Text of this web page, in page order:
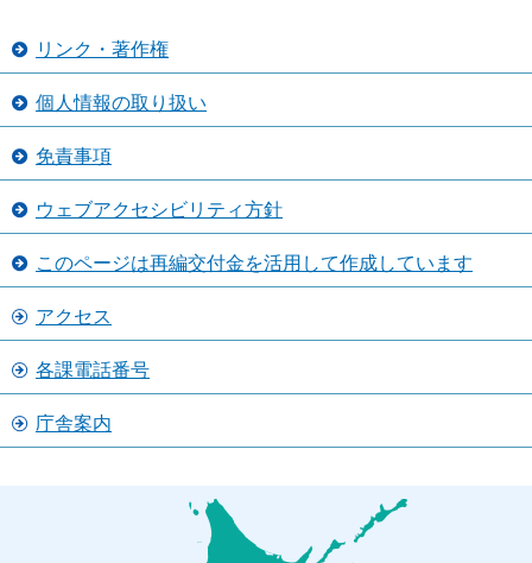
リンク・著作権
個人情報の取り扱い
免責事項
ウェブアクセシビリティ方針
このページは再編交付金を活用して作成しています
アクセス
各課電話番号
庁舎案内